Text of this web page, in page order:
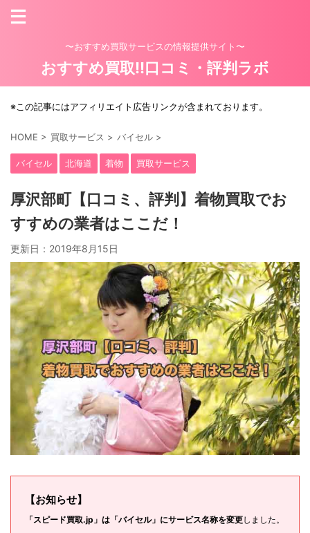
〜おすすめ買取サービスの情報提供サイト〜
おすすめ買取!!口コミ・評判ラボ
※この記事にはアフィリエイト広告リンクが含まれております。
HOME > 買取サービス > バイセル >
バイセル 北海道 着物 買取サービス
厚沢部町【口コミ、評判】着物買取でお
すすめの業者はここだ！
更新日： 2019年8月15日
【お知らせ】
「スピード買取.jp」は「バイセル」にサービス名称を変更しました。